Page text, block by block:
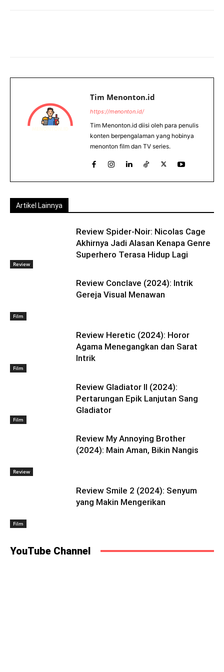
Tim Menonton.id
https://menonton.id/
Tim Menonton.id diisi oleh para penulis
konten berpengalaman yang hobinya
menonton film dan TV series.
Artikel Lainnya
Review
Review Spider-Noir: Nicolas Cage
Akhirnya Jadi Alasan Kenapa Genre
Superhero Terasa Hidup Lagi
Film
Review Conclave (2024): Intrik
Gereja Visual Menawan
Film
Review Heretic (2024): Horor
Agama Menegangkan dan Sarat
Intrik
Film
Review Gladiator II (2024):
Pertarungan Epik Lanjutan Sang
Gladiator
Review
Review My Annoying Brother
(2024): Main Aman, Bikin Nangis
Film
Review Smile 2 (2024): Senyum
yang Makin Mengerikan
YouTube Channel